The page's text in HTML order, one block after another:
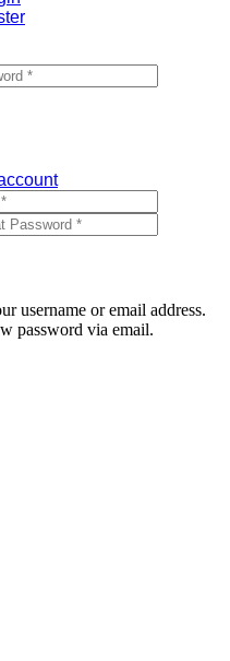
username or email address.
password via email.